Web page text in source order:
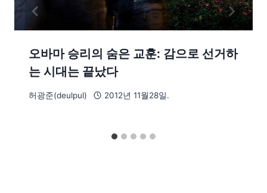
오바마 승리의 숨은 교훈: 감으로 선거하
는 시대는 끝났다
허광준(deulpul) 2012년 11월28일.